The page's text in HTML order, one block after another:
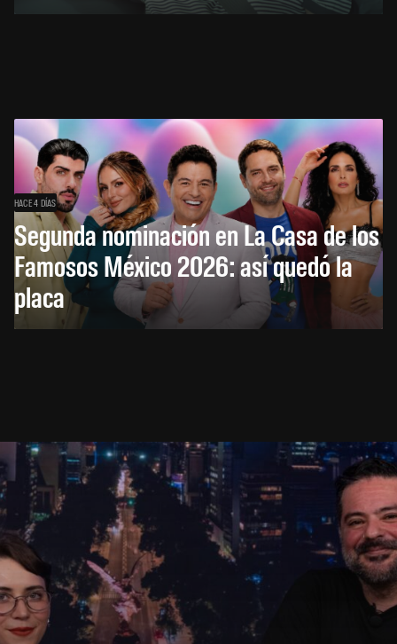
HACE 4 DÍAS
Segunda nominación en La Casa de los
Famosos México 2026: así quedó la
placa